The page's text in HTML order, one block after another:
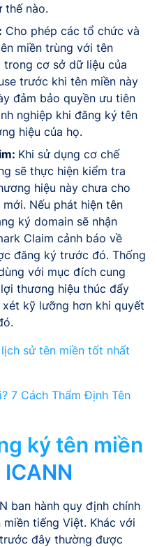
thế nào.
Cho phép các tổ chức và
miền trùng với tên
cơ sở dữ liệu của
trước khi tên miền này
đảm bảo quyền ưu tiên
nghiệp khi đăng ký tên
hiệu của họ.
Khi sử dụng cơ chế
sẽ thực hiện kiểm tra
hiệu này chưa cho
Nếu phát hiện tên
ký domain sẽ nhận
Claim cảnh báo về
đăng ký trước đó. Thống
với mục đích cung
thương hiệu thúc đẩy
kỹ lưỡng hơn khi quyết
sử tên miền tốt nhất
7 Cách Thẩm Định Tên
ký tên miền
ban hành quy định chính
tiếng Việt. Khác với
đây thường được